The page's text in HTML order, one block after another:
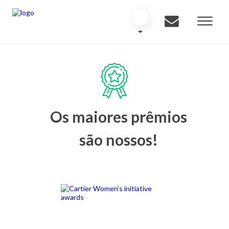
Os maiores prêmios
são nossos!